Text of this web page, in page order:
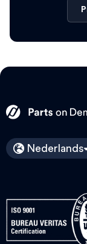
Nederlands